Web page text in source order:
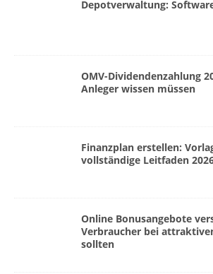
Depotverwaltung:
OMV-Dividendenzahlung
Anleger wissen müssen
Finanzplan erstellen:
vollständige Leitfaden
Online Bonusangebote
Verbraucher bei
sollten